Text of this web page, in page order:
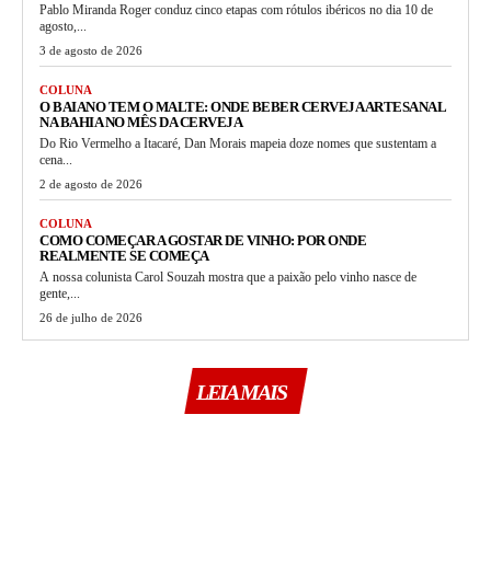
Pablo Miranda Roger conduz cinco etapas com rótulos ibéricos no dia 10 de
agosto,...
3 de agosto de 2026
COLUNA
O BAIANO TEM O MALTE: ONDE BEBER CERVEJA ARTESANAL
NA BAHIA NO MÊS DA CERVEJA
Do Rio Vermelho a Itacaré, Dan Morais mapeia doze nomes que sustentam a
cena...
2 de agosto de 2026
COLUNA
COMO COMEÇAR A GOSTAR DE VINHO: POR ONDE
REALMENTE SE COMEÇA
A nossa colunista Carol Souzah mostra que a paixão pelo vinho nasce de
gente,...
26 de julho de 2026
LEIA MAIS